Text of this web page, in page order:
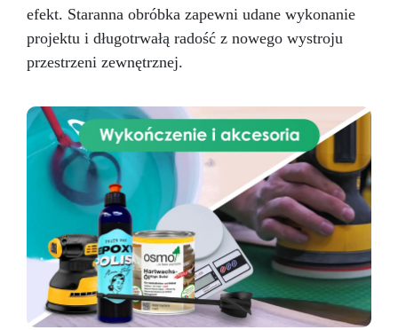
efekt. Staranna obróbka zapewni udane wykonanie
projektu i długotrwałą radość z nowego wystroju
przestrzeni zewnętrznej.